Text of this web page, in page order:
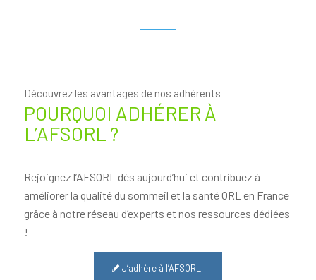
Découvrez les avantages de nos adhérents
POURQUOI ADHÉRER À
L’AFSORL ?
Rejoignez l’AFSORL dès aujourd’hui et contribuez à
améliorer la qualité du sommeil et la santé ORL en France
grâce à notre réseau d’experts et nos ressources dédiées
!
J‘adhère à l’AFSORL